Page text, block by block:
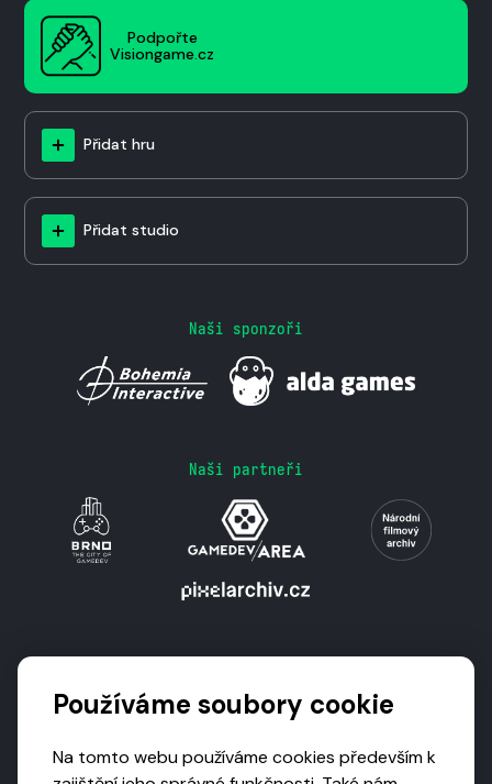
Podpořte
Visiongame.cz
Přidat hru
Přidat studio
Naši sponzoři
Naši partneři
Používáme soubory cookie
Na tomto webu používáme cookies především k